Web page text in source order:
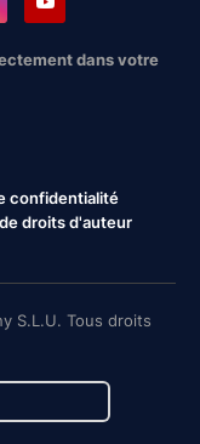
dans votre
confidentialité
droits d'auteur
S.L.U. Tous droits